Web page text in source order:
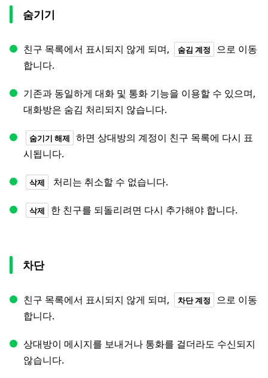
숨기기
친구 목록에서 표시되지 않게 되며, 숨김 계정
으로 이동
합니다.
기존과 동일하게 대화 및 통화 기능을 이용할 수 있으며,
대화방은 숨김 처리되지 않습니다.
숨기기 해제
하면 상대방의 계정이 친구 목록에 다시 표
시됩니다.
삭제 처리는 취소할 수 없습니다.
삭제 한 친구를 되돌리려면 다시 추가해야 합니다.
차단
친구 목록에서 표시되지 않게 되며, 차단 계정
으로 이동
합니다.
상대방이 메시지를 보내거나 통화를 걸더라도 수신되지
않습니다.